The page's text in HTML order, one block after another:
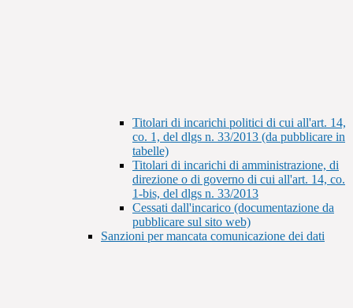
Titolari di incarichi politici di cui all'art. 14,
co. 1, del dlgs n. 33/2013 (da pubblicare in
tabelle)
Titolari di incarichi di amministrazione, di
direzione o di governo di cui all'art. 14, co.
1-bis, del dlgs n. 33/2013
Cessati dall'incarico (documentazione da
pubblicare sul sito web)
Sanzioni per mancata comunicazione dei dati